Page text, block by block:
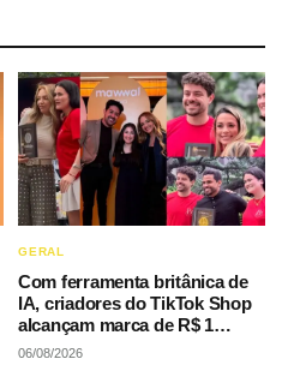
GERAL
Com ferramenta britânica de
IA, criadores do TikTok Shop
alcançam marca de R$ 1
milhão em vendas sem
06/08/2026